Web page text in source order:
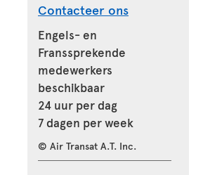
Contacteer ons
Engels- en
Franssprekende
medewerkers
beschikbaar
24 uur per dag
7 dagen per week
© Air Transat A.T. Inc.